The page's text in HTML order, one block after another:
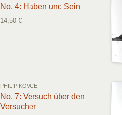
No. 4: Haben und Sein
14,50 €
PHILIP KOVCE
No. 7: Versuch über den
Versucher